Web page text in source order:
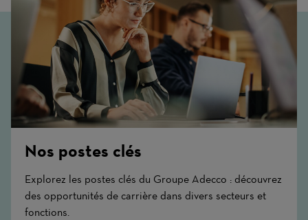
Nos postes clés
Explorez les postes clés du Groupe Adecco : découvrez
des opportunités de carrière dans divers secteurs et
fonctions.